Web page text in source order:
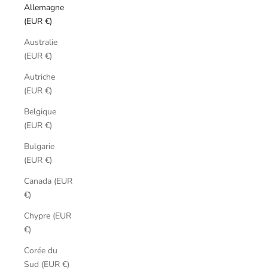
Allemagne
(EUR €)
Australie
(EUR €)
Autriche
(EUR €)
Belgique
(EUR €)
Bulgarie
(EUR €)
Canada (EUR
€)
Chypre (EUR
€)
Corée du
Sud (EUR €)